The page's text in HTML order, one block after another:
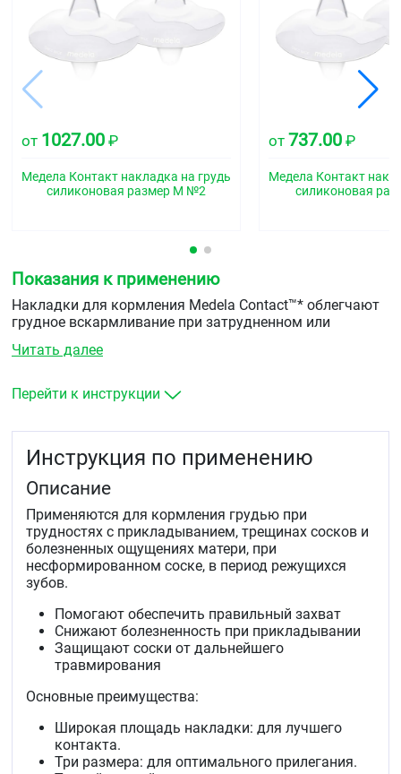
от 1027.00 ₽
Медела Контакт накладка на грудь
силиконовая размер М №2
от737.00 ₽
Медела Контакт
силиконовая
Показания к применению
Накладки для кормления Medela Contact™* облегчают
грудное вскармливание при затрудненном или
соски и помогая малышу захватывать грудь.
Читать далее
Перейти к инструкции
Инструкция по применению
Описание
Применяются для кормления грудью при
трудностях с прикладыванием, трещинах сосков и
болезненных ощущениях матери, при
несформированном соске, в период режущихся
зубов.
Помогают обеспечить правильный захват
Снижают болезненность при прикладывании
Защищают соски от дальнейшего
травмирования
Основные преимущества:
Широкая площадь накладки: для лучшего
контакта.
Три размера: для оптимального прилегания.